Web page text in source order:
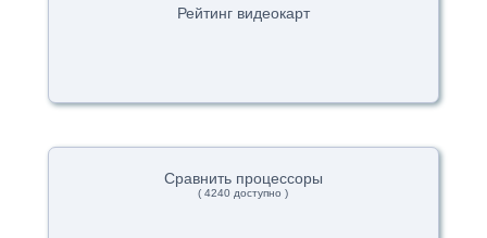
Рейтинг видеокарт
Сравнить процессоры
( 4240 доступно )